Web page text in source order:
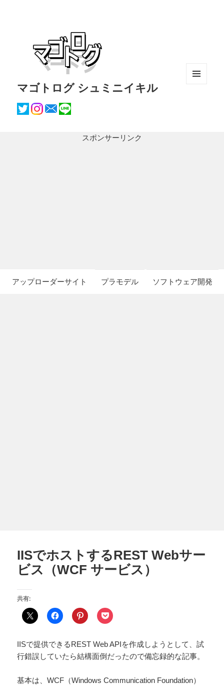
マゴトログ シュミニイキル
スポンサーリンク
アップローダーサイト プラモデル ソフトウェア開発
IISでホストするREST Webサー
ビス（WCF サービス）
共有:
IISで提供できるREST Web APIを作成しようとして、試
行錯誤していたら結構面倒だったので備忘録的な記事。
基本は、WCF（Windows Communication Foundation）